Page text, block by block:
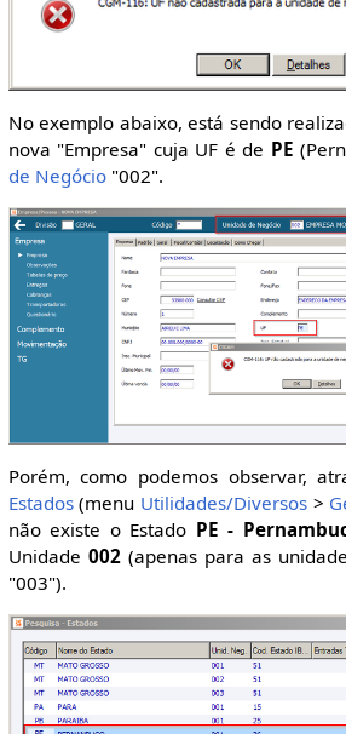
No exemplo abaixo, está sendo
nova "Empresa" cuja UF é de PE
de Negócio"002".
Porém, como podemos observar,
Estados(menu Utilidades/Diversos>
não existe o Estado PE -
Unidade 002(apenas para as
"003").